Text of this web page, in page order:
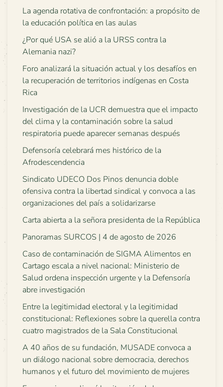
La agenda rotativa de confrontación: a propósito de
la educación política en las aulas
¿Por qué USA se alió a la URSS contra la
Alemania nazi?
Foro analizará la situación actual y los desafíos en
la recuperación de territorios indígenas en Costa
Rica
Investigación de la UCR demuestra que el impacto
del clima y la contaminación sobre la salud
respiratoria puede aparecer semanas después
Defensoría celebrará mes histórico de la
Afrodescendencia
Sindicato UDECO Dos Pinos denuncia doble
ofensiva contra la libertad sindical y convoca a las
organizaciones del país a solidarizarse
Carta abierta a la señora presidenta de la República
Panoramas SURCOS | 4 de agosto de 2026
Caso de contaminación de SIGMA Alimentos en
Cartago escala a nivel nacional: Ministerio de
Salud ordena inspección urgente y la Defensoría
abre investigación
Entre la legitimidad electoral y la legitimidad
constitucional: Reflexiones sobre la querella contra
cuatro magistrados de la Sala Constitucional
A 40 años de su fundación, MUSADE convoca a
un diálogo nacional sobre democracia, derechos
humanos y el futuro del movimiento de mujeres